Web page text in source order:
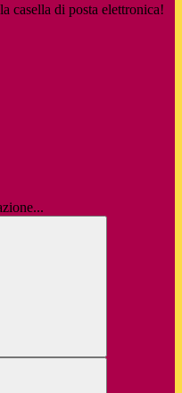
casella di posta elettronica!